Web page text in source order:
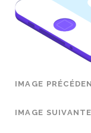
IMAGE
IMAGE SUIVANTE